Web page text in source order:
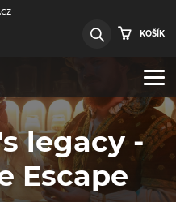
KOŠÍK
legacy -
Escape